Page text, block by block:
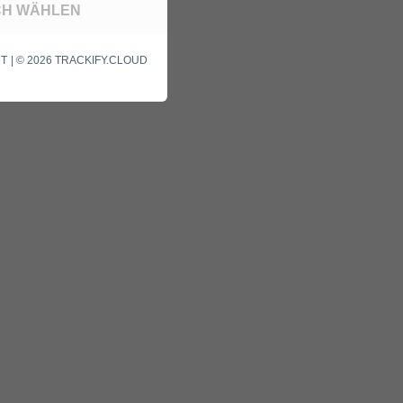
WÄHLEN
| © 2026 TRACKIFY.CLOUD